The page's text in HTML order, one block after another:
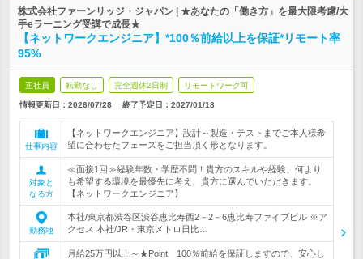
株式会社ファーンリッジ・ジャパン | ★あなたの「働き方」を最大限考慮/大
手eラーニング受講で成長★
【ネットワークエンジニア】*100％前給以上を保証*リモート率
95%
正社員 転勤なし 完全週休2日制 リモートワーク可
情報更新日：2026/07/28 終了予定日： 2027/01/18
仕事内容
【ネットワークエンジニア】設計～製造・テストまでご本人様希
望に合わせたフェーズをご担当頂く形となります。
対象と
なる方
≪面接1回≫経験年数・学歴不問！貴方のスキルや経験、何より
も希望する環境を最優先に考え、貴方に選んでいただきます。
【ネットワークエンジニア】
勤務地
本社/東京都渋谷区渋谷恵比寿西2－2－6恵比寿ファイブビル ※ア
クセス 本社/JR・東京メトロ日比…
月給25万円以上～★Point 100％前給を保証しますので、安心し